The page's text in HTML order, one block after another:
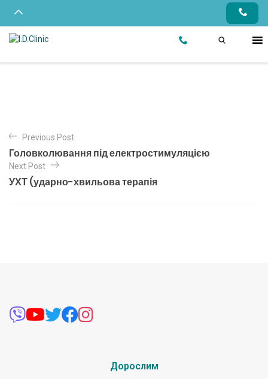
Previous Post
Головколювання під електростимуляцією
Next Post
УХТ (ударно-хвильова терапія
Дорослим